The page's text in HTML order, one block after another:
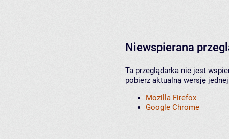
Niewspierana
Ta przeglądarka nie jest
pobierz aktualną wersję
Mozilla Firefox
Google Chrome